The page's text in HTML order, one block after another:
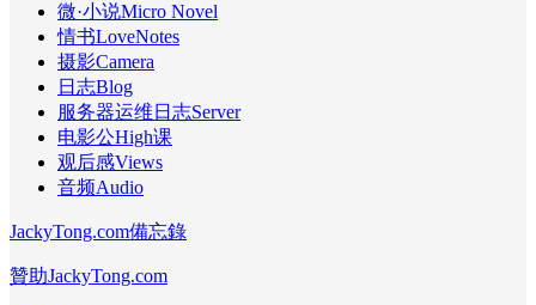
微·小说Micro Novel
情书LoveNotes
摄影Camera
日志Blog
服务器运维日志Server
电影公High课
观后感Views
音频Audio
JackyTong.com備忘錄
贊助JackyTong.com